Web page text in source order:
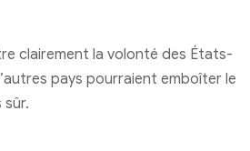
clairement la volonté des États-
pays pourraient emboîter le
sûr.